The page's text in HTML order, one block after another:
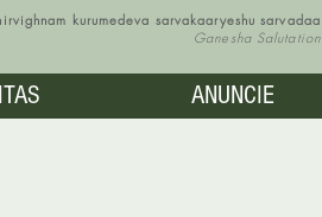
kurumedeva sarvakaaryeshu sarvadaa
Ganesha Salutation
ANUNCIE